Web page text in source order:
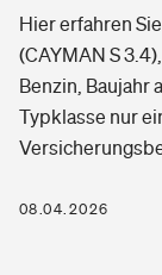
Photovoltaik
Wärmepumpen
Pri­vate
Gesundheit
Private
Hier erfahren
(CAYMAN S
Benzin, Baujahr
Typklasse nur
08.04.2026